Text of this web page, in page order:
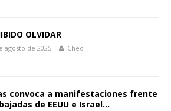
OLVIDAR
agosto de 2025 Cheo
convoca a manifestaciones frente
de EEUU e Israel…